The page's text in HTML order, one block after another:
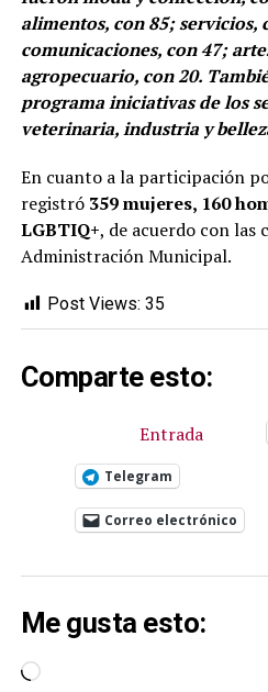
alimentos, con 85; servicios,
comunicaciones, con 47;
agropecuario, con 20.
programa iniciativas de los
veterinaria, industria y
En cuanto a la participación
registró 359 mujeres, 160
LGBTIQ+, de acuerdo con las
Administración Municipal.
Post Views: 35
Comparte esto:
Entrada
Telegram
Correo electrónico
Me gusta esto:
Cargando...